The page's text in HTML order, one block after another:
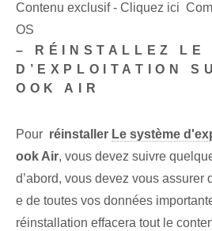
Contenu exclusif - Cliquez ici
OS
– RÉINSTALLEZ LE
D’EXPLOITATION
OOK AIR
Pour ⁢ réinstaller⁤ Le système
ook Air, vous devez suivre
d’abord, vous devez vous assurer
e de toutes vos données
réinstallation effacera tout le